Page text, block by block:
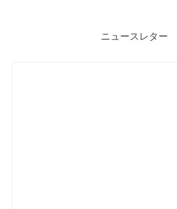
ニュースレター